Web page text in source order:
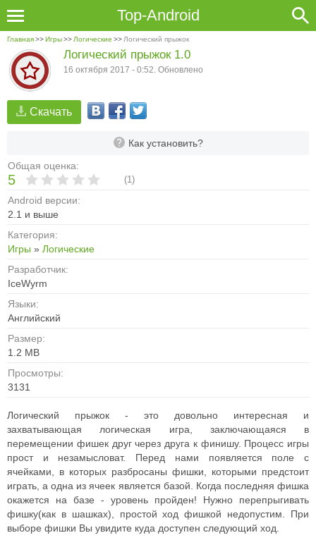
Top-Android
Главная>>Игры>> Логические >> Логический прыжок
Скачать
Как установить?
Общая оценка:
5 (1)
Android версии:
2.1 и выше
Категория:
Игры » Логические
Разработчик:
IceWyrm
Языки:
Английский
Размер:
1.2 MB
Просмотры:
3131
Логический прыжок 1.0
16 октября 2017 - 0:52. Обновлено
Логический прыжок - это довольно интересная и
захватывающая логическая игра, заключающаяся в
перемещении фишек друг через друга к финишу. Процесс игры
прост и незамысловат. Перед нами появляется поле с
ячейками, в которых разбросаны фишки, которыми предстоит
играть, а одна из ячеек является базой. Когда последняя фишка
окажется на базе - уровень пройден! Нужно перепрыгивать
фишку(как в шашках), простой ход фишкой недопустим. При
выборе фишки Вы увидите куда доступен следующий ход.